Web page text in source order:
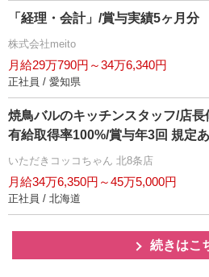
「経理・会計」/賞与実績5ヶ月分
株式会社meito
月給29万790円～34万6,340円
正社員 / 愛知県
焼鳥バルのキッチンスタッフ/店
有給取得率100%/賞与年3回 規定
いただきコッコちゃん 北8条店
月給34万6,350円～45万5,000円
正社員 / 北海道
続きはこ